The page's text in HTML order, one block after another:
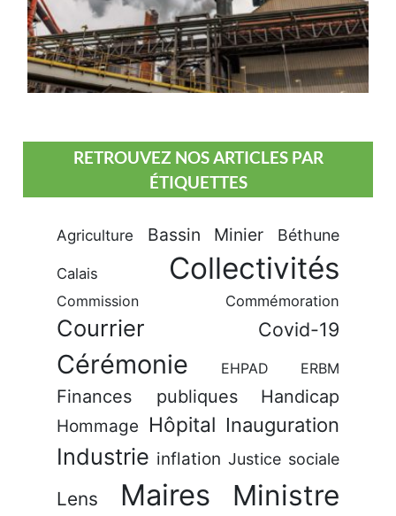
RETROUVEZ NOS ARTICLES PAR
ÉTIQUETTES
Agriculture Bassin Minier Béthune
Calais Collectivités
Commission Commémoration
Courrier Covid-19
Cérémonie EHPAD ERBM
Finances publiques Handicap
Hommage Hôpital Inauguration
Industrie inflation Justice sociale
Lens Maires Ministre